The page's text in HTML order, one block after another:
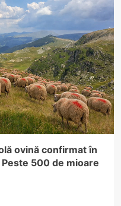
ovină confirmat în
500 de mioare